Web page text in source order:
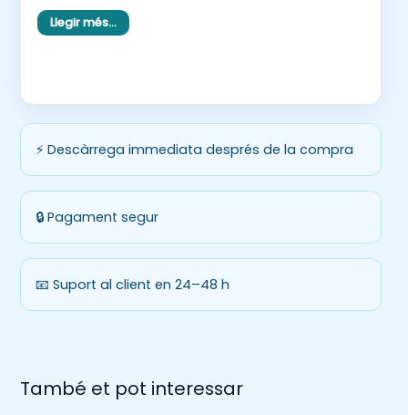
“Jo tinc poma. Qui té
cirera?”
El jugador que té la carta amb“Jo tinc
cirera”contesta:
“Jo tinc un cirera. Qui té
una xirimoia?”
El següent jugador continua:
Llegir més…
⚡ Descàrrega immediata després de la compra
🔒 Pagament segur
📧 Suport al client en 24–48 h
També et pot interessar